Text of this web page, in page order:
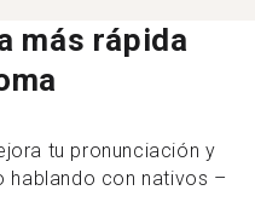
más rápida
tu pronunciación y
hablando con nativos –